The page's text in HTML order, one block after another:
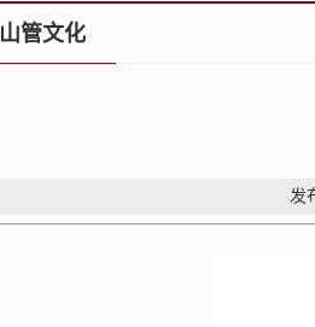
山管文化
发